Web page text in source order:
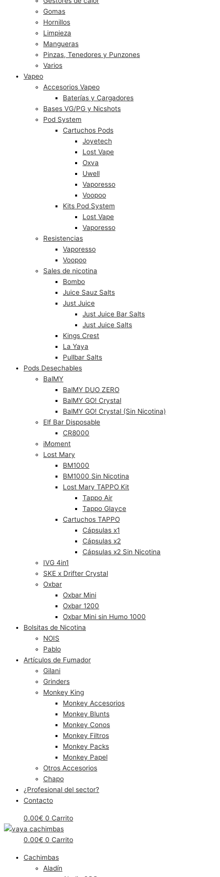
Gomas
Hornillos
Limpieza
Mangueras
Pinzas, Tenedores y Punzones
Varios
Vapeo
Accesorios Vapeo
Baterías y Cargadores
Bases VG/PG y Nicshots
Pod System
Cartuchos Pods
Joyetech
Lost Vape
Oxva
Uwell
Vaporesso
Voopoo
Kits Pod System
Lost Vape
Vaporesso
Resistencias
Vaporesso
Voopoo
Sales de nicotina
Bombo
Juice Sauz Salts
Just Juice
Just Juice Bar Salts
Just Juice Salts
Kings Crest
La Yaya
Pullbar Salts
Pods Desechables
BalMY
BalMY DUO ZERO
BalMY GO! Crystal
BalMY GO! Crystal (Sin Nicotina)
Elf Bar Disposable
CR8000
iMoment
Lost Mary
BM1000
BM1000 Sin Nicotina
Lost Mary TAPPO Kit
Tappo Air
Tappo Glayce
Cartuchos TAPPO
Cápsulas x1
Cápsulas x2
Cápsulas x2 Sin Nicotina
IVG 4in1
SKE x Drifter Crystal
Oxbar
Oxbar Mini
Oxbar 1200
Oxbar Mini sin Humo 1000
Bolsitas de Nicotina
NOIS
Pablo
Artículos de Fumador
Gilani
Grinders
Monkey King
Monkey Accesorios
Monkey Blunts
Monkey Conos
Monkey Filtros
Monkey Packs
Monkey Papel
Otros Accesorios
Chapo
¿Profesional del sector?
Contacto
0.00€ 0 Carrito
0.00€ 0 Carrito
Cachimbas
Aladín